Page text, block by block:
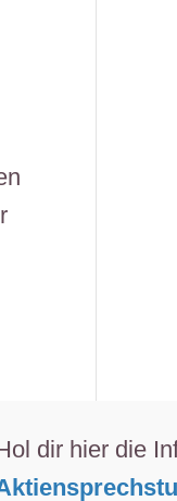
dir hier die